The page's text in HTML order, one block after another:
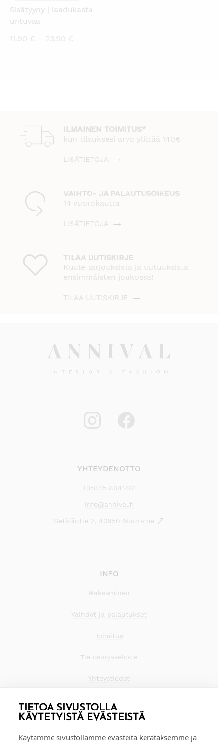
TIETOA SIVUSTOLLA
KÄYTETYISTÄ EVÄSTEISTÄ
Käytämme sivustollamme evästeitä kerätäksemme ja
Sisätyyny | laadukasta
untuvaa
11,90 € – 23,90 €
ILMAINEN TOIMITUS*
kun tilauksesi arvo ylittää 140€
LISÄTIETOJA
VAIHTO- JA PALAUTUSOIKEUS
14 vuorokautta
LISÄTIETOJA
TILAA UUTISKIRJE
Kuule tarjouksista ja uutuuksista
ensimmäisten joukossa!
TILAA UUTISKIRJE
YHTEYDENOTTO
+35845 8041481
info@annival.fi
Setäläntie 2, 40950 Muurame
INFO
Maksaminen
Vaihdot ja palautukset
Toimitus
Tietosuojaseloste
Yhteystiedot